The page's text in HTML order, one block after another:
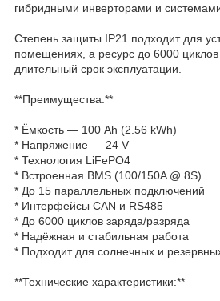
гибридными инверторами и
Степень защиты IP21 подходит для
помещениях, а ресурс до 6000 циклов
длительный срок эксплуатации.
**Преимущества:**
* Ёмкость — 100 Ah (2.56 kWh)
* Напряжение — 24 V
* Технология LiFePO4
* Встроенная BMS (100/150A @ 8S)
* До 15 параллельных подключений
* Интерфейсы CAN и RS485
* До 6000 циклов заряда/разряда
* Надёжная и стабильная работа
* Подходит для солнечных и
**Технические характеристики:**